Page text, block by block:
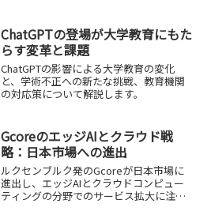
ChatGPTの登場が大学教育にもた
らす変革と課題
ChatGPTの影響による大学教育の変化
と、学術不正への新たな挑戦、教育機関
の対応策について解説します。
GcoreのエッジAIとクラウド戦
略：日本市場への進出
ルクセンブルク発のGcoreが日本市場に
進出し、エッジAIとクラウドコンピュー
ティングの分野でのサービス拡大に注